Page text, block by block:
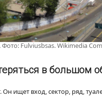
Fulviusbsas. Wikimedia
в большом
ищет вход, сектор, ряд,